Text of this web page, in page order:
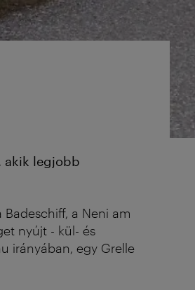
akik legjobb
a Neni am
nyújt - kül- és
irányában, egy Grelle